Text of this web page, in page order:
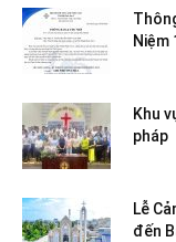
Niệm
Khu
pháp
Lễ
đến